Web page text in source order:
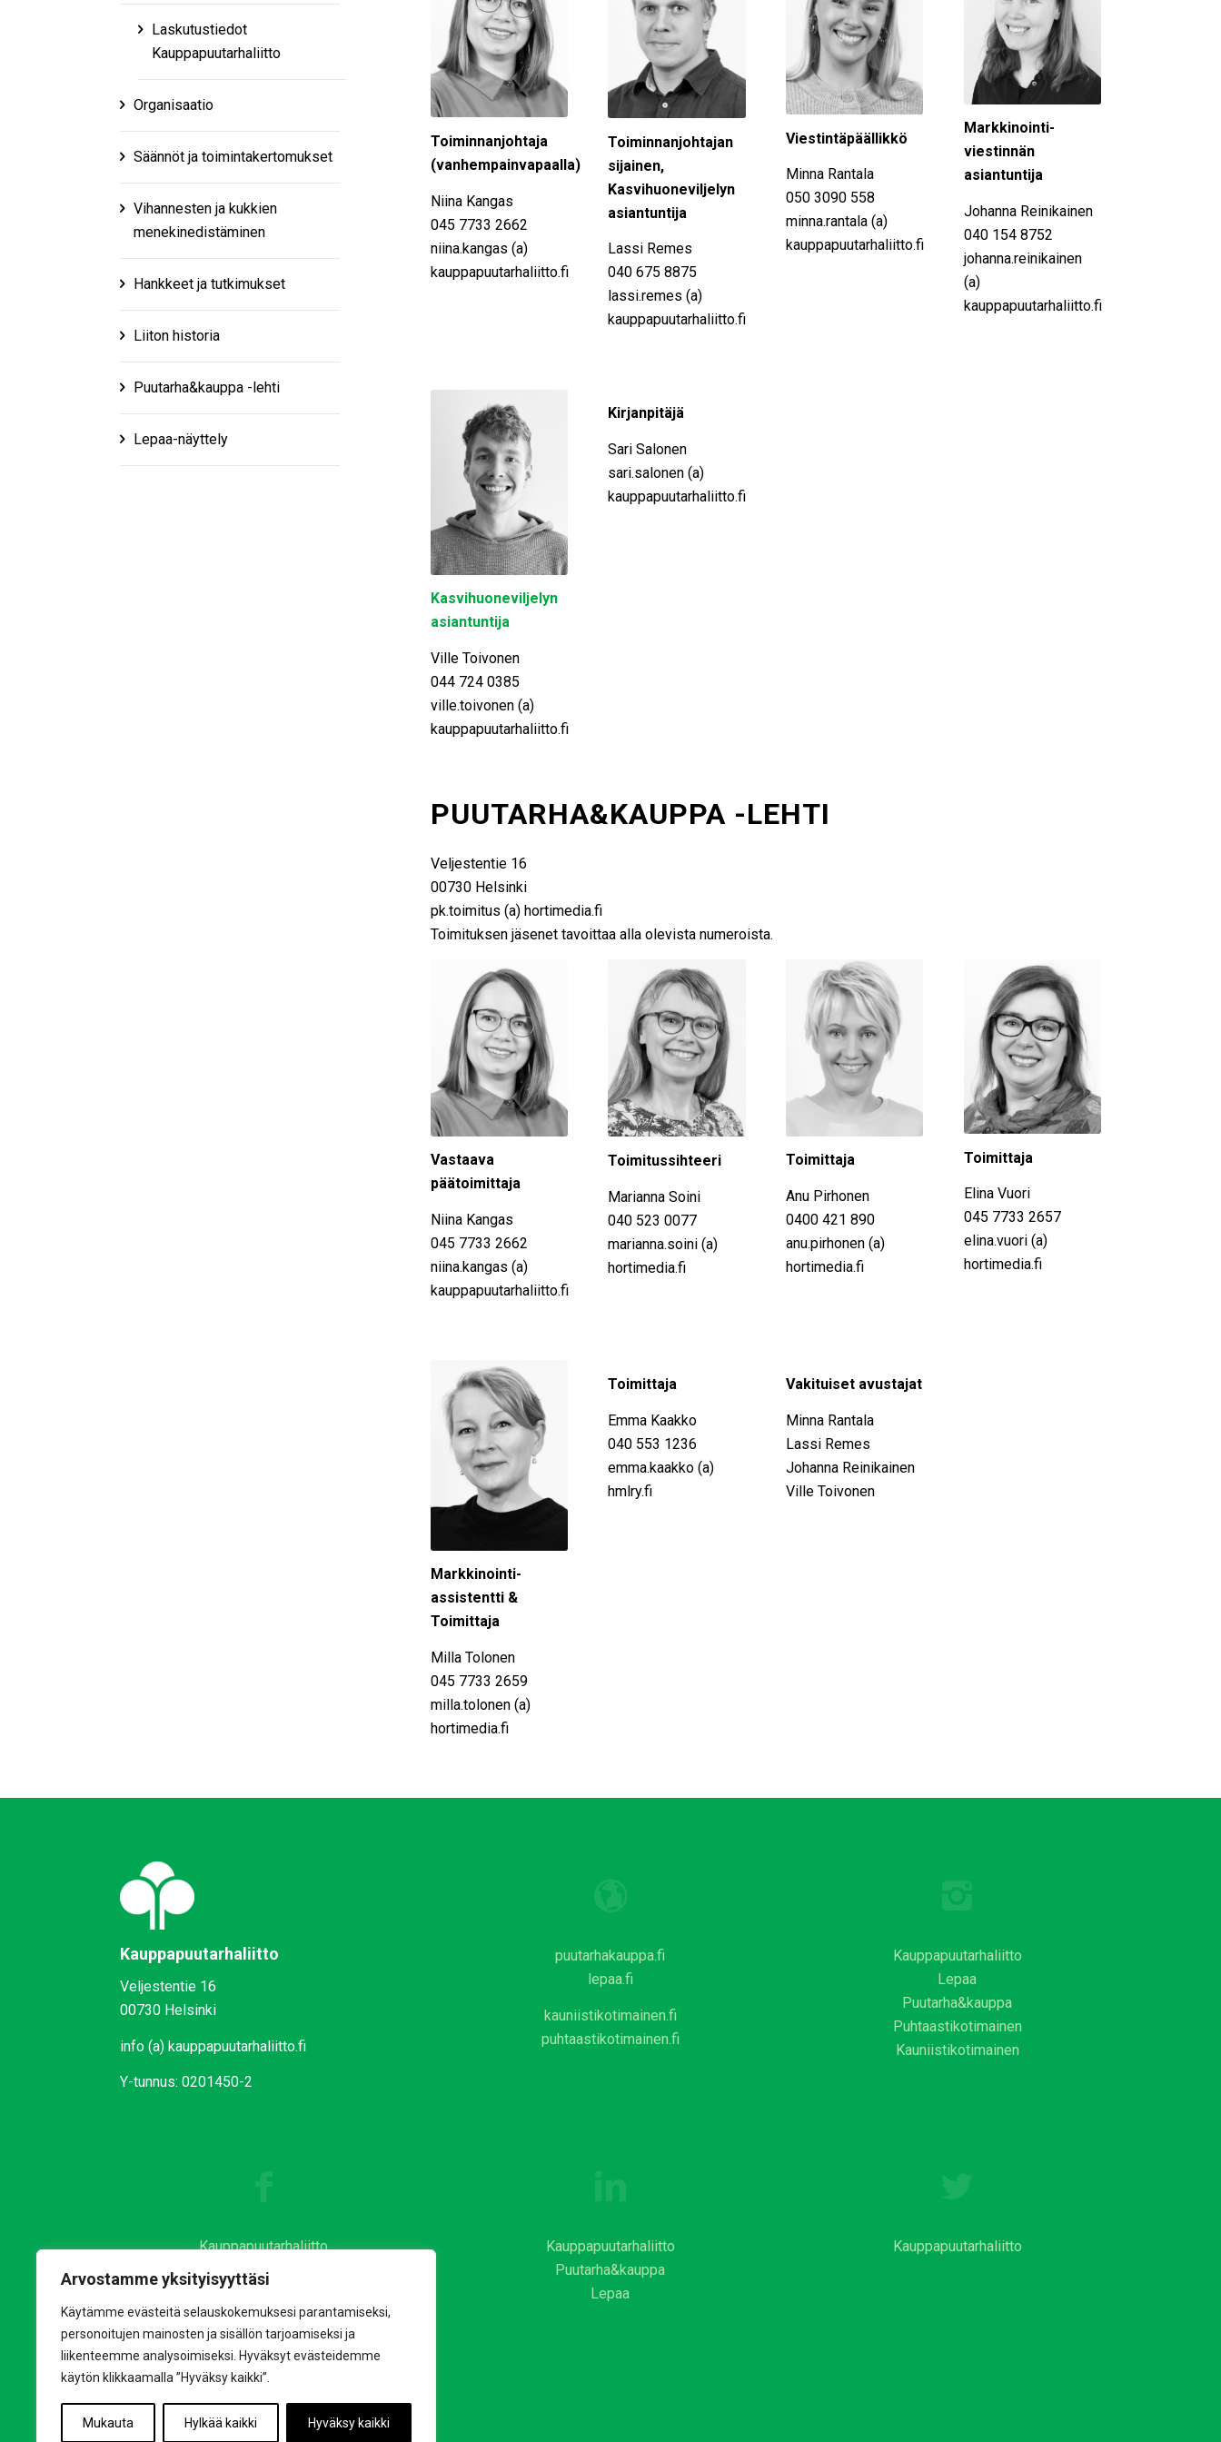
Arvostamme yksityisyyttäsi
Käytämme evästeitä selauskokemuksesi parantamiseksi,
personoitujen mainosten ja sisällön tarjoamiseksi ja
liikenteemme analysoimiseksi. Hyväksyt evästeidemme
käytön klikkaamalla ”Hyväksy kaikki”.
Mukauta Hylkää kaikki Hyväksy kaikki
Toiminnanjohtaja
(vanhempainvapaalla)
Niina Kangas
045 7733 2662
niina.kangas (a)
kauppapuutarhaliitto.fi
Toiminnanjohtajan
sijainen,
Kasvihuoneviljelyn
asiantuntija
Lassi Remes
040 675 8875
lassi.remes (a)
kauppapuutarhaliitto.fi
Viestintäpäällikkö
Minna Rantala
050 3090 558
minna.rantala (a)
kauppapuutarhaliitto.fi
Markkinointi-
viestinnän
asiantuntija
Johanna Reinikainen
040 154 8752
johanna.reinikainen
(a)
kauppapuutarhaliitto.fi
Kasvihuoneviljelyn
asiantuntija
Ville Toivonen
044 724 0385
ville.toivonen (a)
kauppapuutarhaliitto.fi
Kirjanpitäjä
Sari Salonen
sari.salonen (a)
kauppapuutarhaliitto.fi
PUUTARHA&KAUPPA -LEHTI
Veljestentie 16
00730 Helsinki
pk.toimitus (a) hortimedia.fi
Toimituksen jäsenet tavoittaa alla olevista numeroista.
Vastaava
päätoimittaja
Niina Kangas
045 7733 2662
niina.kangas (a)
kauppapuutarhaliitto.fi
Toimitussihteeri
Marianna Soini
040 523 0077
marianna.soini (a)
hortimedia.fi
Toimittaja
Anu Pirhonen
0400 421 890
anu.pirhonen (a)
hortimedia.fi
Toimittaja
Elina Vuori
045 7733 2657
elina.vuori (a)
hortimedia.fi
Markkinointi-
assistentti &
Toimittaja
Milla Tolonen
045 7733 2659
milla.tolonen (a)
hortimedia.fi
Toimittaja
Emma Kaakko
040 553 1236
emma.kaakko (a)
hmlry.fi
Vakituiset avustajat
Minna Rantala
Lassi Remes
Johanna Reinikainen
Ville Toivonen
Laskutustiedot
Kauppapuutarhaliitto
Organisaatio
Säännöt ja toimintakertomukset
Vihannesten ja kukkien
menekinedistäminen
Hankkeet ja tutkimukset
Liiton historia
Puutarha&kauppa -lehti
Lepaa-näyttely
Kauppapuutarhaliitto
Veljestentie 16
00730 Helsinki
info (a) kauppapuutarhaliitto.fi
Y-tunnus: 0201450-2
puutarhakauppa.fi
lepaa.fi
kauniistikotimainen.fi
puhtaastikotimainen.fi
Kauppapuutarhaliitto
Lepaa
Puutarha&kauppa
Puhtaastikotimainen
Kauniistikotimainen
Kauppapuutarhaliitto
Puutarha&Kauppa
Kauniistikotimainen
Puhtaastikotimainen
Kauppapuutarhaliitto
Puutarha&kauppa
Lepaa
Kauppapuutarhaliitto